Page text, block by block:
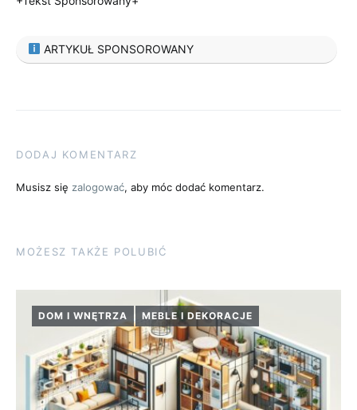
ARTYKUŁ SPONSOROWANY
DODAJ KOMENTARZ
Musisz się zalogować, aby móc dodać komentarz.
MOŻESZ TAKŻE POLUBIĆ
DOM I WNĘTRZA MEBLE I DEKORACJE